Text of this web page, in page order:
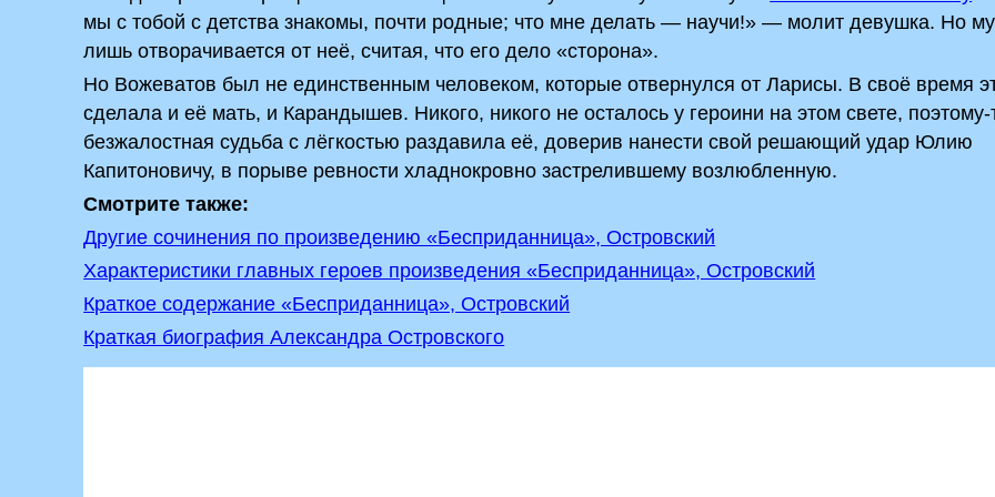
мы с тобой с детства знакомы, почти родные; что мне делать — научи!» — молит девушка. Но
лишь отворачивается от неё, считая, что его дело «сторона».
Но Вожеватов был не единственным человеком, которые отвернулся от Ларисы. В своё время
сделала и её мать, и Карандышев. Никого, никого не осталось у героини на этом свете, поэтому-
безжалостная судьба с лёгкостью раздавила её, доверив нанести свой решающий удар Юлию
Капитоновичу, в порыве ревности хладнокровно застрелившему возлюбленную.
Смотрите также:
Другие сочинения по произведению «Бесприданница», Островский
Характеристики главных героев произведения «Бесприданница», Островский
Краткое содержание «Бесприданница», Островский
Краткая биография Александра Островского